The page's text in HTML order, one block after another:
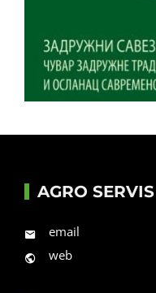
AGRO SERVIS
email
web